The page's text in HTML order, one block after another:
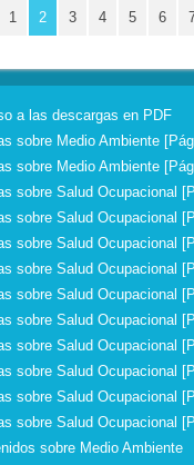
1 2 3 4 5 6
a las descargas en PDF
sobre Medio Ambiente
sobre Medio Ambiente
sobre Salud Ocupacional
sobre Salud Ocupacional
sobre Salud Ocupacional
sobre Salud Ocupacional
sobre Salud Ocupacional
sobre Salud Ocupacional
sobre Salud Ocupacional
sobre Salud Ocupacional
sobre Salud Ocupacional
sobre Salud Ocupacional
sobre Medio Ambiente